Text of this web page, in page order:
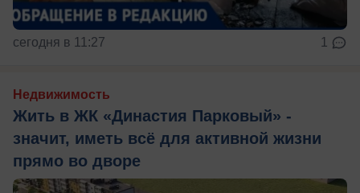
сегодня в 11:27 1
Недвижимость
Жить в ЖК «Династия Парковый» -
значит, иметь всё для активной жизни
прямо во дворе